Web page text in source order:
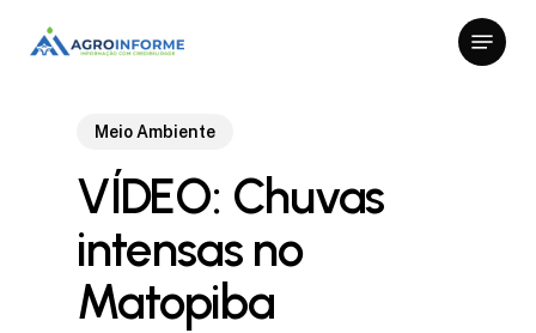
Menu
Meio Ambiente
VÍDEO: Chuvas
intensas no
Matopiba